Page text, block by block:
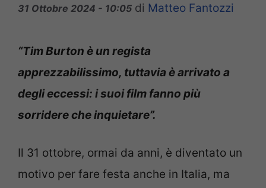
31 Ottobre 2024 - 10:05 di Matteo Fantozzi
“Tim Burton è un regista
apprezzabilissimo, tuttavia è arrivato a
degli eccessi: i suoi film fanno più
sorridere che inquietare”.
Il 31 ottobre, ormai da anni, è diventato un
motivo per fare festa anche in Italia, ma